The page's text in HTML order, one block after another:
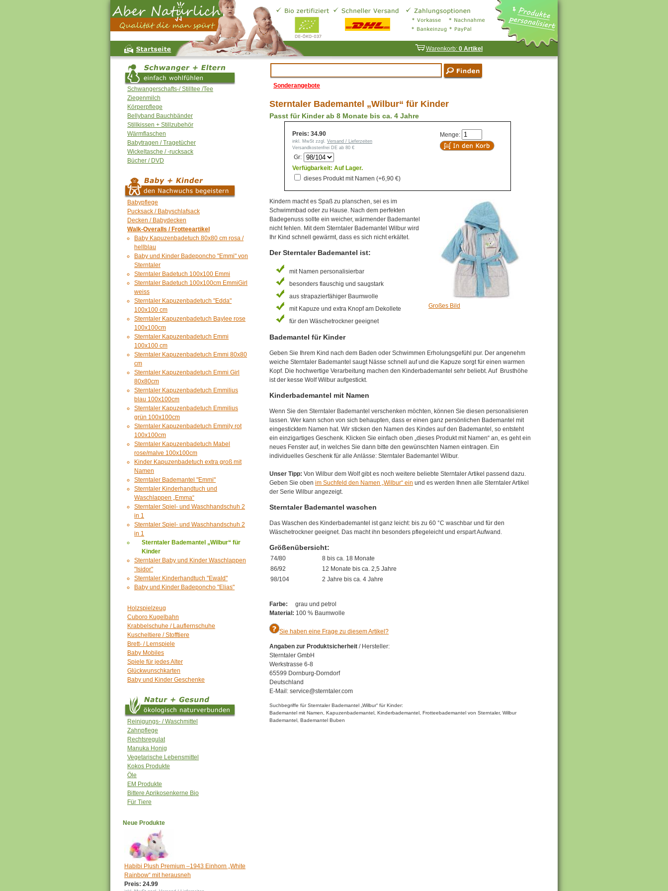
Warenkorb: 0 Artikel
Sonderangebote
Sterntaler Bademantel „Wilbur“ für Kinder
Passt für Kinder ab 8 Monate bis ca. 4 Jahre
Preis: 34.90
inkl. MwSt zzgl. Versand / Lieferzeiten
Versandkostenfrei DE ab 80 €
Gr:
Verfügbarkeit: Auf Lager.
dieses Produkt mit Namen (+6,90 €)
Menge:
Großes Bild
Kindern macht es Spaß zu planschen, sei es im
Schwimmbad oder zu Hause. Nach dem perfekten
Badegenuss sollte ein weicher, wärmender Bademantel
nicht fehlen. Mit dem Sterntaler Bademantel Wilbur wird
Ihr Kind schnell gewärmt, dass es sich nicht erkältet.
Der Sterntaler Bademantel ist:
mit Namen personalisierbar
besonders flauschig und saugstark
aus strapazierfähiger Baumwolle
mit Kapuze und extra Knopf am Dekollete
für den Wäschetrockner geeignet
Bademantel für Kinder
Geben Sie Ihrem Kind nach dem Baden oder Schwimmen Erholungsgefühl pur. Der angenehm
weiche Sterntaler Bademantel saugt Nässe schnell auf und die Kapuze sorgt für einen warmen
Kopf. Die hochwertige Verarbeitung machen den Kinderbademantel sehr beliebt. Auf Brusthöhe
ist der kesse Wolf Wilbur aufgestickt.
Kinderbademantel mit Namen
Wenn Sie den Sterntaler Bademantel verschenken möchten, können Sie diesen personalisieren
lassen. Wer kann schon von sich behaupten, dass er einen ganz persönlichen Bademantel mit
eingesticktem Namen hat. Wir sticken den Namen des Kindes auf den Bademantel, so entsteht
ein einzigartiges Geschenk. Klicken Sie einfach oben „dieses Produkt mit Namen“ an, es geht ein
neues Fenster auf, in welches Sie dann bitte den gewünschten Namen eintragen. Ein
individuelles Geschenk für alle Anlässe: Sterntaler Bademantel Wilbur.
Unser Tipp: Von Wilbur dem Wolf gibt es noch weitere beliebte Sterntaler Artikel passend dazu.
Geben Sie oben im Suchfeld den Namen „Wilbur“ ein und es werden Ihnen alle Sterntaler Artikel
der Serie Wilbur angezeigt.
Sterntaler Bademantel waschen
Das Waschen des Kinderbademantel ist ganz leicht: bis zu 60 °C waschbar und für den
Wäschetrockner geeignet. Das macht ihn besonders pflegeleicht und erspart Aufwand.
Größenübersicht:
74/80
8 bis ca. 18 Monate
86/92
12 Monate bis ca. 2,5 Jahre
98/104
2 Jahre bis ca. 4 Jahre
Farbe:
grau und petrol
Material: 100 % Baumwolle
Sie haben eine Frage zu diesem Artikel?
Angaben zur Produktsicherheit / Hersteller:
Sterntaler GmbH
Werkstrasse 6-8
65599 Dornburg-Dorndorf
Deutschland
E-Mail: service@sterntaler.com
Suchbegriffe für Sterntaler Bademantel „Wilbur“ für Kinder:
Bademantel mit Namen, Kapuzenbademantel, Kinderbademantel, Frotteebademantel von Sterntaler, Wilbur
Bademantel, Bademantel Buben
Schwangerschafts-/ Stilltee /Tee
Ziegenmilch
Körperpflege
Bellyband Bauchbänder
Stillkissen + Stillzubehör
Wärmflaschen
Babytragen / Tragetücher
Wickeltasche / -rucksack
Bücher / DVD
Babypflege
Pucksack / Babyschlafsack
Decken / Babydecken
Walk-Overalls / Frotteeartikel
Baby Kapuzenbadetuch 80x80 cm rosa /
hellblau
Baby und Kinder Badeponcho "Emmi" von
Sterntaler
Sterntaler Badetuch 100x100 Emmi
Sterntaler Badetuch 100x100cm EmmiGirl
weiss
Sterntaler Kapuzenbadetuch "Edda"
100x100 cm
Sterntaler Kapuzenbadetuch Baylee rose
100x100cm
Sterntaler Kapuzenbadetuch Emmi
100x100 cm
Sterntaler Kapuzenbadetuch Emmi 80x80
cm
Sterntaler Kapuzenbadetuch Emmi Girl
80x80cm
Sterntaler Kapuzenbadetuch Emmilius
blau 100x100cm
Sterntaler Kapuzenbadetuch Emmilius
grün 100x100cm
Sterntaler Kapuzenbadetuch Emmily rot
100x100cm
Sterntaler Kapuzenbadetuch Mabel
rose/malve 100x100cm
Kinder Kapuzenbadetuch extra groß mit
Namen
Sterntaler Bademantel "Emmi"
Sterntaler Kinderhandtuch und
Waschlappen „Emma“
Sterntaler Spiel- und Waschhandschuh 2
in 1
Sterntaler Spiel- und Waschhandschuh 2
in 1
Sterntaler Bademantel „Wilbur“ für
Kinder
Sterntaler Baby und Kinder Waschlappen
"Isidor"
Sterntaler Kinderhandtuch "Ewald"
Baby und Kinder Badeponcho "Elias"
Holzspielzeug
Cuboro Kugelbahn
Krabbelschuhe / Lauflernschuhe
Kuscheltiere / Stofftiere
Brett- / Lernspiele
Baby Mobiles
Spiele für jedes Alter
Glückwunschkarten
Baby und Kinder Geschenke
Reinigungs- / Waschmittel
Zahnpflege
Rechtsregulat
Manuka Honig
Vegetarische Lebensmittel
Kokos Produkte
Öle
EM Produkte
Bittere Aprikosenkerne Bio
Für Tiere
Neue Produkte
Habibi Plush Premium –1943 Einhorn „White
Rainbow“ mit herausneh
Preis: 24.99